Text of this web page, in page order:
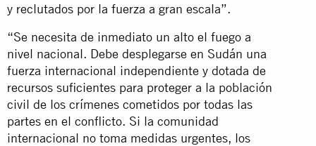
y reclutados por la fuerza a gran escala”.
“Se necesita de inmediato un alto el fuego a
nivel nacional. Debe desplegarse en Sudán una
fuerza internacional independiente y dotada de
recursos suficientes para proteger a la población
civil de los crímenes cometidos por todas las
partes en el conflicto. Si la comunidad
internacional no toma medidas urgentes, los